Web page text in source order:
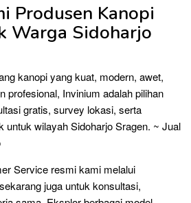
Produsen Kanopi
Warga Sidoharjo
kanopi yang kuat, modern, awet,
profesional, Invinium adalah pilihan
gratis, survey lokasi, serta
untuk wilayah Sidoharjo Sragen. ~ Jual
Service resmi kami melalui
sekarang juga untuk konsultasi,